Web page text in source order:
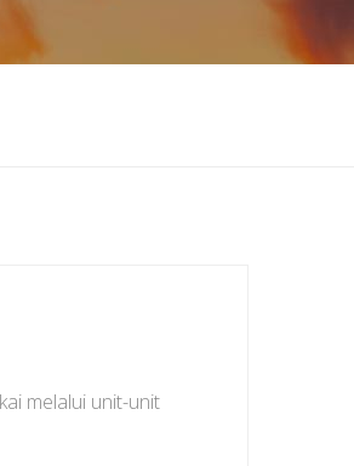
melalui unit-unit